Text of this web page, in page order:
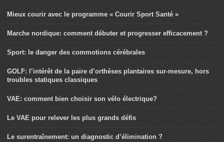
Mieux courir avec le programme « Courir Sport Santé »
Marche nordique: comment débuter et progresser efficacement ?
Sport: le danger des commotions cérébrales
GOLF: l’intérêt de la paire d’orthèses plantaires sur-mesure, hors
troubles statiques classiques
VAE: comment bien choisir son vélo électrique?
Le VAE pour relever les plus grands défis
Le surentraînement: un diagnostic d’élimination ?